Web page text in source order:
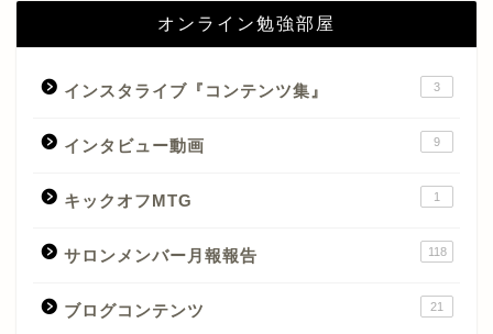
オンライン勉強部屋
インスタライブ『コンテンツ集』 3
インタビュー動画 9
キックオフMTG 1
サロンメンバー月報報告 118
ブログコンテンツ 21